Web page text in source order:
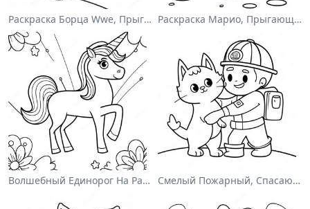
Раскраска Борца Wwe, Прыгающего На Соперника Раскраска Марио, Прыгающего Через Гумбасов
Волшебный Единорог На Раскраске С Радугой Смелый Пожарный, Спасающий Кота Раскраска